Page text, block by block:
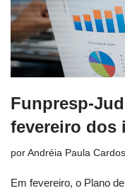
Funpresp-
fevereiro dos
por Andréia Paula
Em fevereiro, o Plano